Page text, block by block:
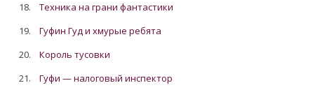
18.
Техника на грани фантастики
19.
Гуфин Гуд и хмурые ребята
20.
Король тусовки
21.
Гуфи — налоговый инспектор